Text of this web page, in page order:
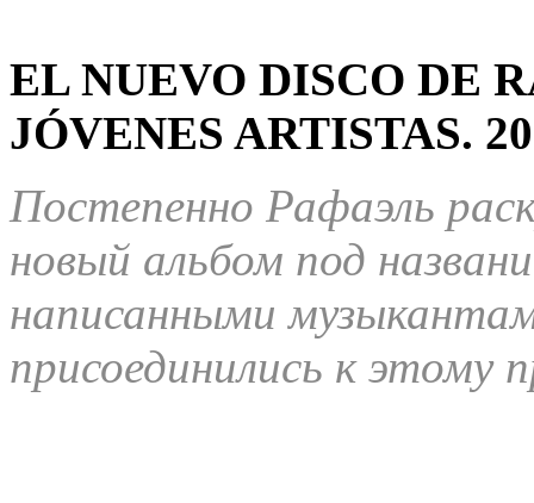
EL NUEVO DISCO DE
JÓVENES ARTISTAS.
Постепенно Рафаэль
новый альбом под
написанными
присоединились к этому